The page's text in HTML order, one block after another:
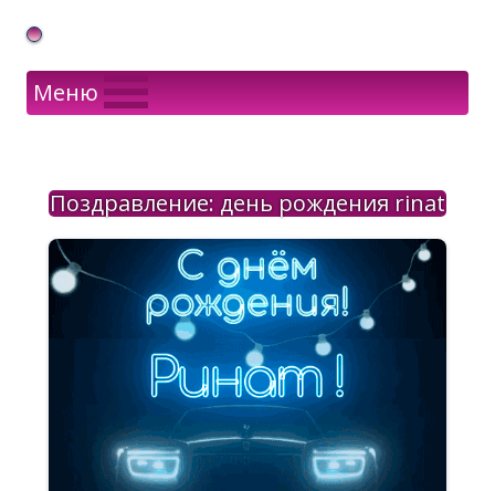
Gif Открытки в подарок
Меню
Поздравление: день рождения rinat